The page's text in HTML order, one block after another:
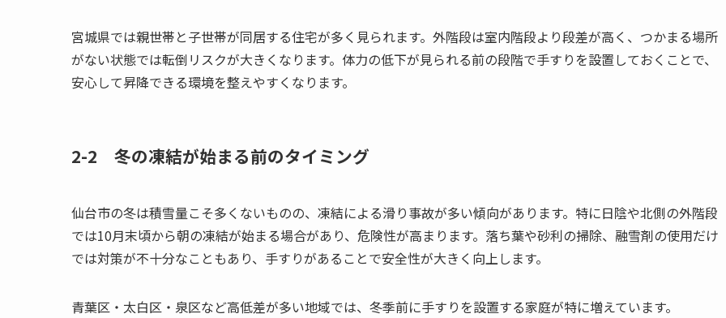
宮城県では親世帯と子世帯が同居する住宅が多く見られます。外階段は室内階段より段差が高く、つかまる場所
がない状態では転倒リスクが大きくなります。体力の低下が見られる前の段階で手すりを設置しておくことで、
安心して昇降できる環境を整えやすくなります。
2-2 冬の凍結が始まる前のタイミング
仙台市の冬は積雪量こそ多くないものの、凍結による滑り事故が多い傾向があります。特に日陰や北側の外階段
では10月末頃から朝の凍結が始まる場合があり、危険性が高まります。落ち葉や砂利の掃除、融雪剤の使用だけ
では対策が不十分なこともあり、手すりがあることで安全性が大きく向上します。
青葉区・太白区・泉区など高低差が多い地域では、冬季前に手すりを設置する家庭が特に増えています。